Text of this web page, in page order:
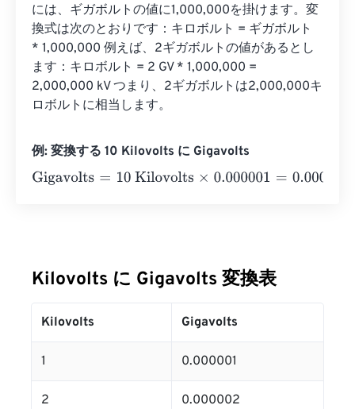
には、ギガボルトの値に1,000,000を掛けます。変
換式は次のとおりです：キロボルト = ギガボルト
* 1,000,000 例えば、2ギガボルトの値があるとし
ます：キロボルト = 2 GV * 1,000,000 =
2,000,000 kV つまり、2ギガボルトは2,000,000キ
ロボルトに相当します。
例: 変換する 10 Kilovolts に Gigavolts
Gigavolts=10 Kilovolts×0.000001=0.00001 Gigavolts
Kilovolts に Gigavolts 変換表
Kilovolts Gigavolts
1 0.000001
2 0.000002